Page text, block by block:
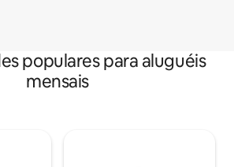
populares para aluguéis
mensais